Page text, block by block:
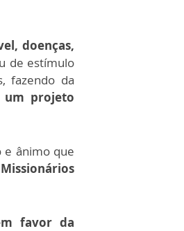
doenças,
de estímulo
fazendo da
um projeto
e ânimo que
favor da